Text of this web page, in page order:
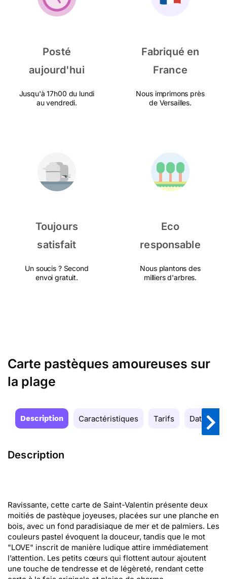
Posté
aujourd'hui
Jusqu'à 17h00 du lundi
au vendredi.
Fabriqué en
France
Nous imprimons près
de Versailles.
Toujours
satisfait
Un soucis ? Second
envoi gratuit.
Eco
responsable
Nous plantons des
milliers d'arbres.
Carte pastèques amoureuses sur
la plage
Description Caractéristiques Tarifs Date de
Description
Ravissante, cette carte de Saint-Valentin présente deux
moitiés de pastèque joyeuses, placées sur une planche en
bois, avec un fond paradisiaque de mer et de palmiers. Les
couleurs pastel évoquent la douceur, tandis que le mot
"LOVE" inscrit de manière ludique attire immédiatement
l’attention. Les petits cœurs qui flottent autour ajoutent
une touche de tendresse et de légèreté, rendant cette